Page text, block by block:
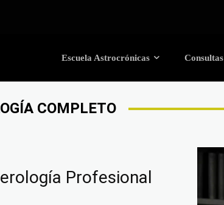
Escuela Astrocrónicas Consultas
COMPLETO
Profesional